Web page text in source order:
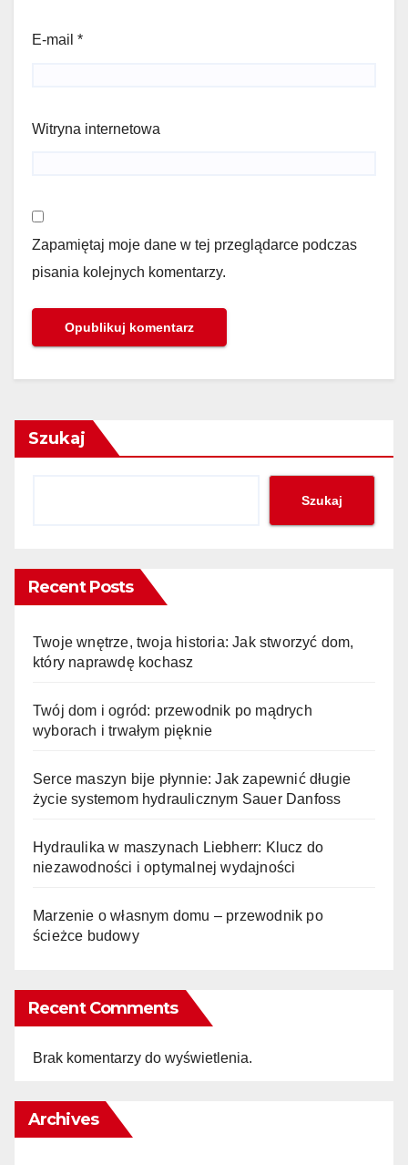
E-mail *
Witryna internetowa
Zapamiętaj moje dane w tej przeglądarce podczas
pisania kolejnych komentarzy.
Szukaj
Szukaj
Recent Posts
Twoje wnętrze, twoja historia: Jak stworzyć dom,
który naprawdę kochasz
Twój dom i ogród: przewodnik po mądrych
wyborach i trwałym pięknie
Serce maszyn bije płynnie: Jak zapewnić długie
życie systemom hydraulicznym Sauer Danfoss
Hydraulika w maszynach Liebherr: Klucz do
niezawodności i optymalnej wydajności
Marzenie o własnym domu – przewodnik po
ścieżce budowy
Recent Comments
Brak komentarzy do wyświetlenia.
Archives